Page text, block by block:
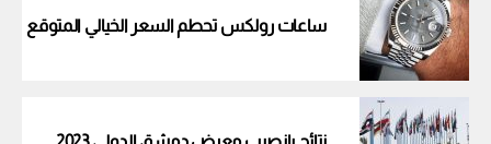
ساعات رولكس تحطم السعر الخيالي المتوقع